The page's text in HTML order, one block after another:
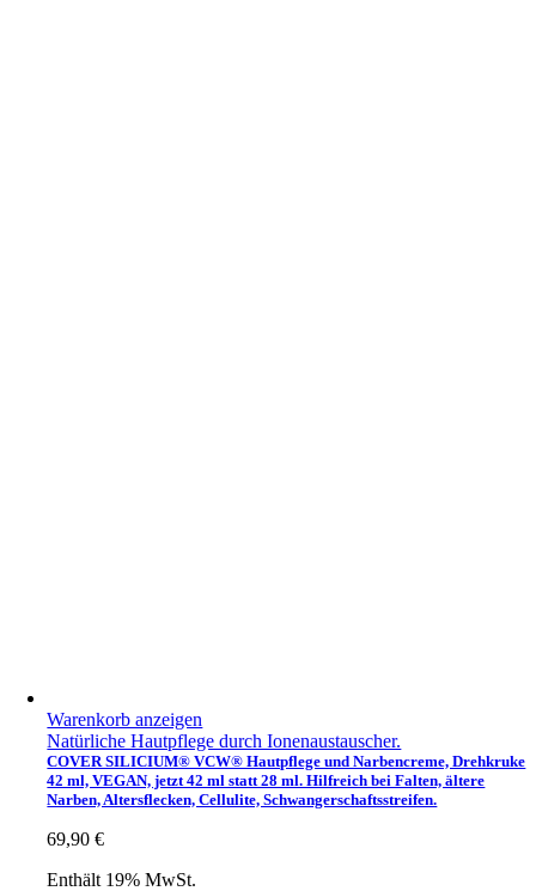
Warenkorb anzeigen
Natürliche Hautpflege durch Ionenaustauscher.
COVER SILICIUM® VCW® Hautpflege und Narbencreme, Drehkruke
42 ml, VEGAN, jetzt 42 ml statt 28 ml. Hilfreich bei Falten, ältere
Narben, Altersflecken, Cellulite, Schwangerschaftsstreifen.
69,90€
Enthält 19% MwSt.